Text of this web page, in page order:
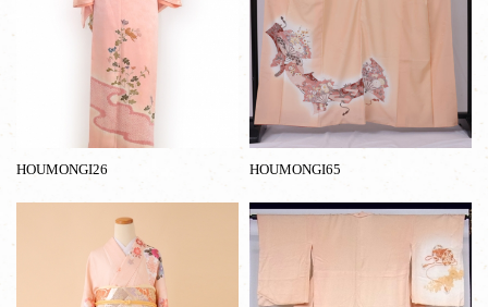
HOUMONGI26 HOUMONGI65